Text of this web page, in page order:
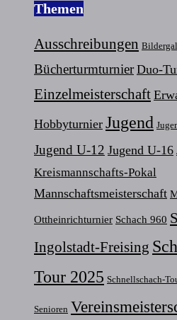
Themen
Ausschreibungen
Bücherturmturnier Duo-
Einzelmeisterschaft
Hobbyturnier Jugend
Jugend U-12 Jugend U-16
Kreismannschafts-Pokal
Mannschaftsmeisterschaft
Ottheinrichturnier Schach 960
Ingolstadt-Freising
Tour 2025 Schnellschach-
Senioren